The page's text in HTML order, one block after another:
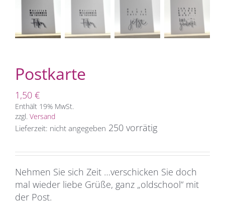
Postkarte
1,50 €
Enthält 19% MwSt.
zzgl. Versand
Lieferzeit: nicht angegeben 250 vorrätig
Nehmen Sie sich Zeit …verschicken Sie doch
mal wieder liebe Grüße, ganz „oldschool“ mit
der Post.